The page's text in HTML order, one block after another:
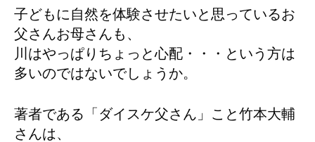
子どもに自然を体験させたいと思っているお
父さんお母さんも、
川はやっぱりちょっと心配・・・という方は
多いのではないでしょうか。
著者である「ダイスケ父さん」こと竹本大輔
さんは、